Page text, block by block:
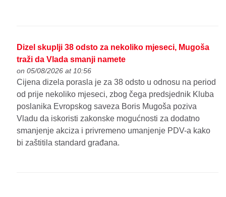
Dizel skuplji 38 odsto za nekoliko mjeseci, Mugoša
traži da Vlada smanji namete
on 05/08/2026 at 10:56
Cijena dizela porasla je za 38 odsto u odnosu na period
od prije nekoliko mjeseci, zbog čega predsjednik Kluba
poslanika Evropskog saveza Boris Mugoša poziva
Vladu da iskoristi zakonske mogućnosti za dodatno
smanjenje akciza i privremeno umanjenje PDV-a kako
bi zaštitila standard građana.